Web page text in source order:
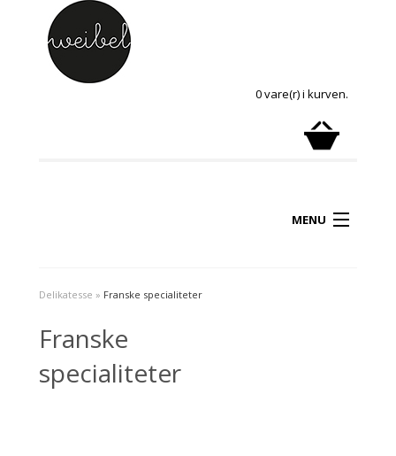
0 vare(r) i kurven.
MENU
Delikatesse » Franske specialiteter
Franske
specialiteter